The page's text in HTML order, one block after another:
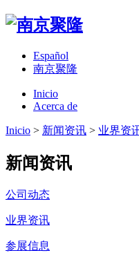
Español
南京聚隆
Inicio
Acerca de
Inicio > 新闻资讯 > 业界资
新闻资讯
公司动态
业界资讯
参展信息